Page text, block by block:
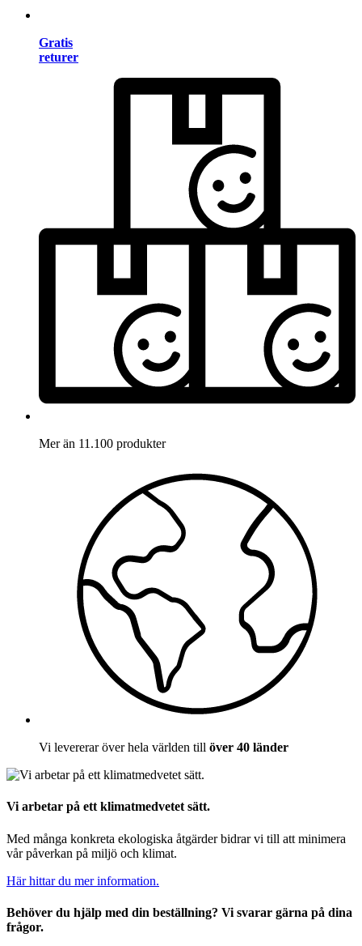
Gratis
returer
Mer än 11.100 produkter
Vi levererar över hela världen till över 40 länder
Vi arbetar på ett klimatmedvetet sätt.
Med många konkreta ekologiska åtgärder bidrar vi till att minimera
vår påverkan på miljö och klimat.
Här hittar du mer information.
Behöver du hjälp med din beställning? Vi svarar gärna på dina
frågor.